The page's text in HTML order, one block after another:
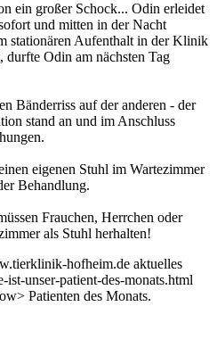
ein großer Schock... Odin erleidet
und mitten in der Nacht
stationären Aufenthalt in der Klinik
durfte Odin am nächsten Tag
Bänderriss auf der anderen - der
stand an und im Anschluss
eigenen Stuhl im Wartezimmer
Behandlung.
Frauchen, Herrchen oder
als Stuhl herhalten!
hofheim.de aktuelles
ist-unser-patient-des-monats.html
Patienten des Monats.